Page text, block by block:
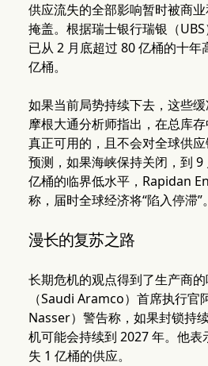
供应流失的全部影响暂时被商
掩盖。根据瑞士银行瑞银（
已从 2 月底超过 80 亿桶的十年
亿桶。
如果当前局势持续下去，这些缓
摩根大通分析师指出，在总库
真正可用的，且不会对全球供
预测，如果海峡保持关闭，到
亿桶的临界低水平，Rapidan
称，届时全球经济将“陷入停滞”。
漫长的复苏之路
长期危机的观点得到了生产商
（Saudi Aramco）首席执行官
Nasser）警告称，如果封锁持
机可能会持续到 2027 年。他表
失 1 亿桶的供应。